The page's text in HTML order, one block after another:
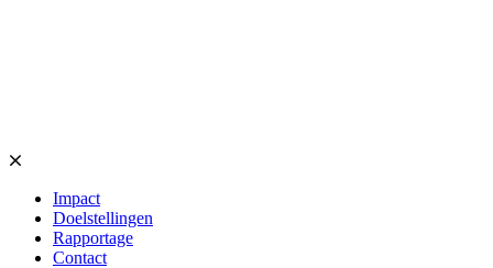
Impact
Doelstellingen
Rapportage
Contact